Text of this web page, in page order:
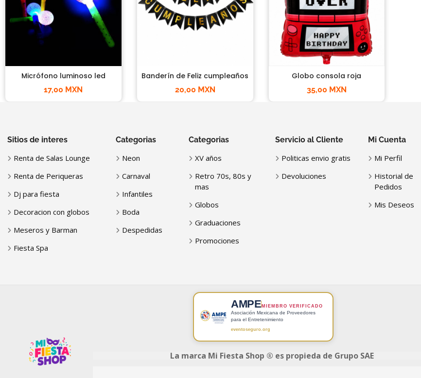
Micrófono luminoso led
17,00 MXN
Banderín de Feliz cumpleaños
20,00 MXN
Globo consola roja
35,00 MXN
Sitios de interes
Renta de Salas Lounge
Renta de Periqueras
Dj para fiesta
Decoracion con globos
Meseros y Barman
Fiesta Spa
Categorias
Neon
Carnaval
Infantiles
Boda
Despedidas
Categorias
XV años
Retro 70s, 80s y
mas
Globos
Graduaciones
Promociones
Servicio al Cliente
Politicas envio gratis
Devoluciones
Mi Cuenta
Mi Perfil
Historial de
Pedidos
Mis Deseos
AMPEMIEMBRO VERIFICADO
Asociación Mexicana de Proveedores
para el Entretenimiento
eventoseguro.org
La marca Mi Fiesta Shop ® es propieda de Grupo SAE